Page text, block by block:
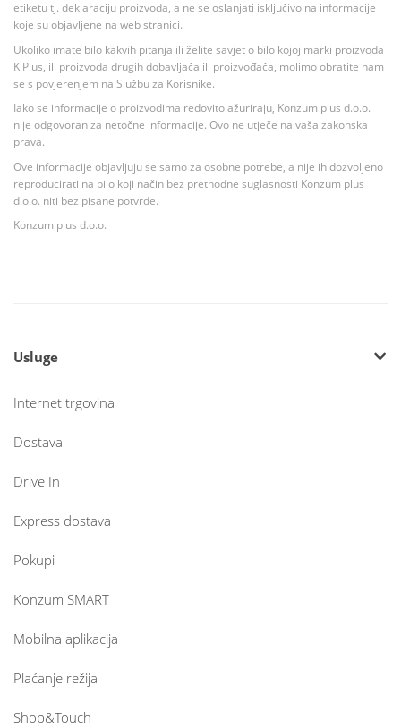
etiketu tj. deklaraciju proizvoda, a ne se oslanjati isključivo na informacije
koje su objavljene na web stranici.
Ukoliko imate bilo kakvih pitanja ili želite savjet o bilo kojoj marki proizvoda
K Plus, ili proizvoda drugih dobavljača ili proizvođača, molimo obratite nam
se s povjerenjem na Službu za Korisnike.
Iako se informacije o proizvodima redovito ažuriraju, Konzum plus d.o.o.
nije odgovoran za netočne informacije. Ovo ne utječe na vaša zakonska
prava.
Ove informacije objavljuju se samo za osobne potrebe, a nije ih dozvoljeno
reproducirati na bilo koji način bez prethodne suglasnosti Konzum plus
d.o.o. niti bez pisane potvrde.
Konzum plus d.o.o.
Usluge
Internet trgovina
Dostava
Drive In
Express dostava
Pokupi
Konzum SMART
Mobilna aplikacija
Plaćanje režija
Shop&Touch